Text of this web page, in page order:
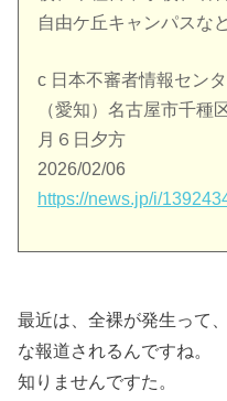
自由ケ丘キャンパスな
c 日本不審者情報セン
（愛知）名古屋市千
月６日夕方
2026/02/06
https://news.jp/i/
最近は、全裸が発生って
な報道されるんですね。
知りませんですた。